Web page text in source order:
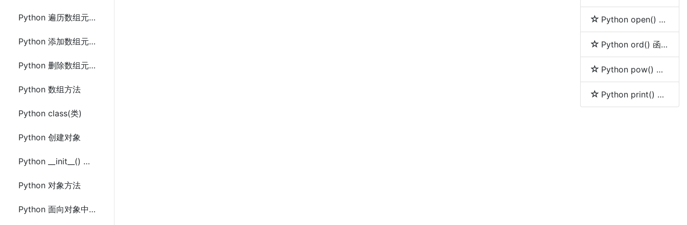
Python 遍历数组元素
Python 添加数组元素
Python 删除数组元素
Python 数组方法
Python class(类)
Python 创建对象
Python __init__() 函数
Python 对象方法
Python 面向对象中的self
Python open() 函数
Python ord() 函数
Python pow() 函数
Python print() 函数